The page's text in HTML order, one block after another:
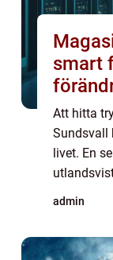
smart
Att hitta
Sundsvall
livet. En
admin